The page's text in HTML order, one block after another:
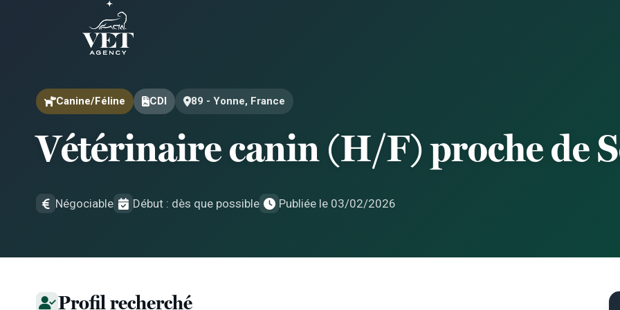
Canine/Féline CDI 89 - Yonne, France
Vétérinaire canin (H/F) proche de
Négociable Début : dès que possible Publiée le 03/02/2026
Profil recherché